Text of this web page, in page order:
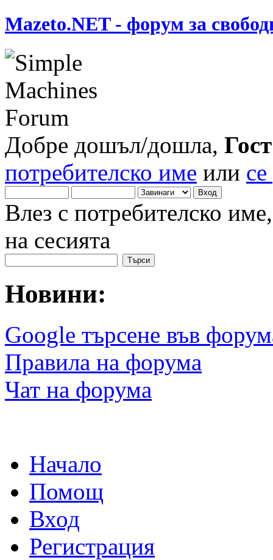
Mazeto.NET - форум за
Добре дошъл/дошла, Гост
потребителско име или
Влез с потребителско
на сесията
Новини:
Google търсене във
Правила на форума
Чат на форума
Начало
Помощ
Вход
Регистрация